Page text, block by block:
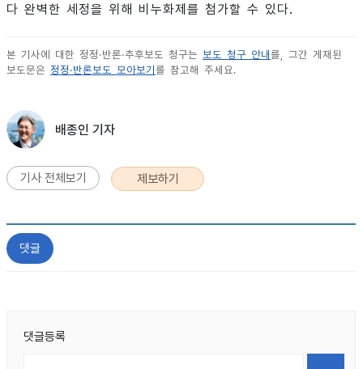
다 완벽한 세정을 위해 비누화제를 첨가할 수 있다.
본 기사에 대한 정정·반론·추후보도 청구는 보도 청구 안내를, 그간 게재된
보도문은 정정·반론보도 모아보기를 참고해 주세요.
배종인 기자
기사 전체보기 제보하기
댓글
댓글등록